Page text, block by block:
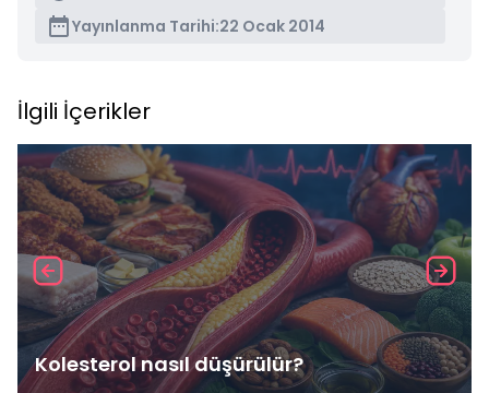
Yayınlanma Tarihi:22 Ocak 2014
İlgili İçerikler
Kolesterol nasıl düşürülür?